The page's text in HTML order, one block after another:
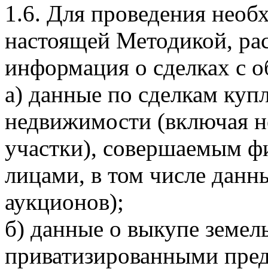
1.6. Для проведения
настоящей Методикой,
информация о сделках с
а) данные по сделкам
недвижимости (включая
участки), совершаемым
лицами, в том числе
аукционов);
б) данные о выкупе
приватизированными